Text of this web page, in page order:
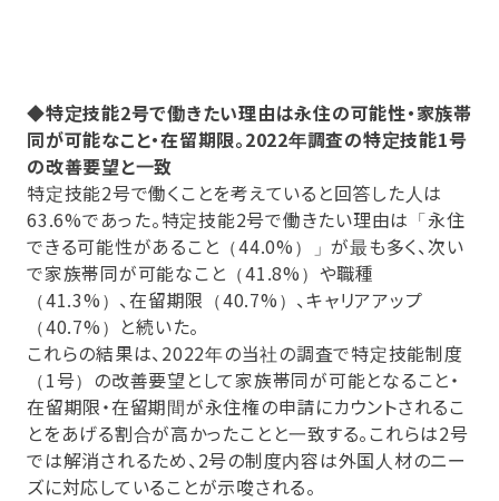
◆特定技能2号で働きたい理由は永住の可能性・家族帯
同が可能なこと・在留期限。2022年調査の特定技能1号
の改善要望と一致
特定技能2号で働くことを考えていると回答した人は
63.6%であった。特定技能2号で働きたい理由は「永住
できる可能性があること（44.0%）」が最も多く、次い
で家族帯同が可能なこと（41.8%）や職種
（41.3%）、在留期限（40.7%）、キャリアアップ
（40.7%）と続いた。
これらの結果は、2022年の当社の調査で特定技能制度
（1号）の改善要望として家族帯同が可能となること・
在留期限・在留期間が永住権の申請にカウントされるこ
とをあげる割合が高かったことと一致する。これらは2号
では解消されるため、2号の制度内容は外国人材のニー
ズに対応していることが示唆される。